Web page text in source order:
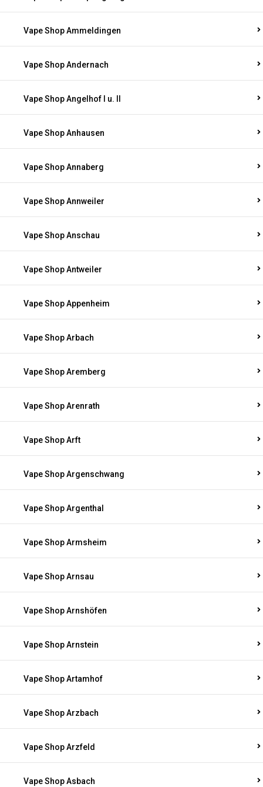
Vape Shop Ammeldingen
Vape Shop Andernach
Vape Shop Angelhof I u. II
Vape Shop Anhausen
Vape Shop Annaberg
Vape Shop Annweiler
Vape Shop Anschau
Vape Shop Antweiler
Vape Shop Appenheim
Vape Shop Arbach
Vape Shop Aremberg
Vape Shop Arenrath
Vape Shop Arft
Vape Shop Argenschwang
Vape Shop Argenthal
Vape Shop Armsheim
Vape Shop Arnsau
Vape Shop Arnshöfen
Vape Shop Arnstein
Vape Shop Artamhof
Vape Shop Arzbach
Vape Shop Arzfeld
Vape Shop Asbach